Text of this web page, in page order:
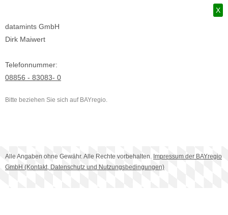
X
datamints GmbH
Dirk Maiwert
Telefonnummer:
08856 - 83083- 0
Bitte beziehen Sie sich auf BAYregio.
Alle Angaben ohne Gewähr. Alle Rechte vorbehalten. Impressum der BAYregio
GmbH (Kontakt, Datenschutz und Nutzungsbedingungen)